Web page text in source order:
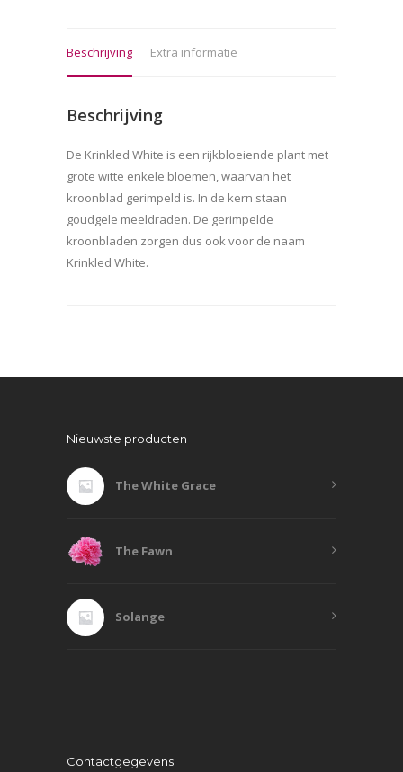
Beschrijving Extra informatie
Beschrijving
De Krinkled White is een rijkbloeiende plant met
grote witte enkele bloemen, waarvan het
kroonblad gerimpeld is. In de kern staan
goudgele meeldraden. De gerimpelde
kroonbladen zorgen dus ook voor de naam
Krinkled White.
Nieuwste producten
The White Grace
The Fawn
Solange
Contactgegevens